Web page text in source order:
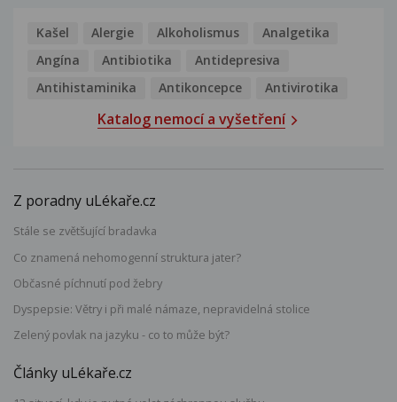
Kašel Alergie Alkoholismus
Analgetika
Angína
Antibiotika
Antidepresiva
Antihistaminika
Antikoncepce Antivirotika
Katalog nemocí a vyšetření
Z poradny uLékaře.cz
Stále se zvětšující bradavka
Co znamená nehomogenní struktura jater?
Občasné píchnutí pod žebry
Dyspepsie: Větry i při malé námaze, nepravidelná stolice
Zelený povlak na jazyku - co to může být?
Články uLékaře.cz